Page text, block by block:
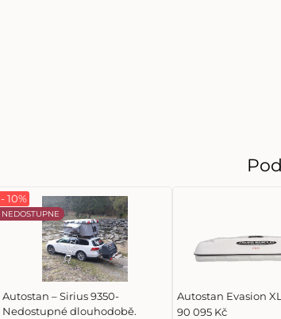
Autostan – Sirius 9350-
Nedostupné dlouhodobě.
NEDOSTUPNE
- 10%
Autostan Evasion
90 095 Kč